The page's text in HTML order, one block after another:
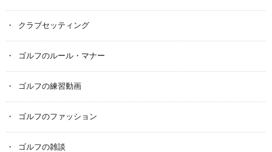
クラブセッティング
ゴルフのルール・マナー
ゴルフの練習動画
ゴルフのファッション
ゴルフの雑談